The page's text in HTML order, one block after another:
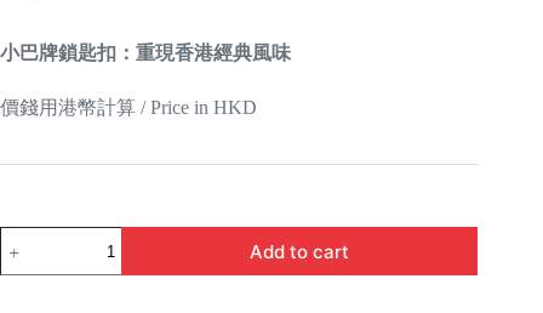
小巴牌鎖匙扣：重現香港經典風味
價錢用港幣計算 / Price in HKD
讀
Add to cart